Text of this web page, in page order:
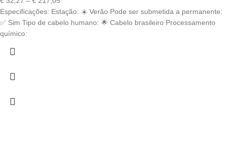
range:
€ 32,27
Especificações: Estação: ☀️ Verão Pode ser submetida a permanente:
✅ Sim Tipo de cabelo humano: 🌟 Cabelo brasileiro Processamento
químico: